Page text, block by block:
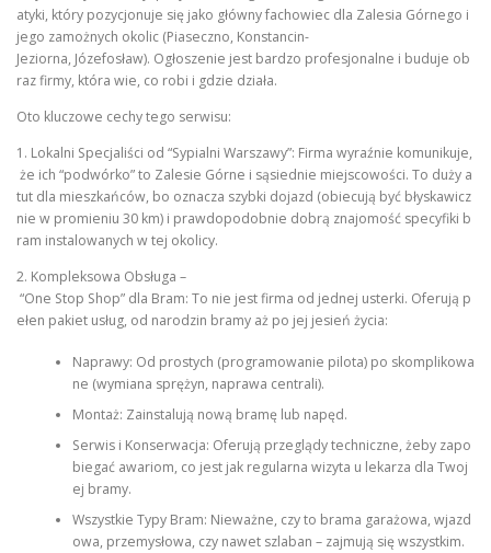
atyki, który pozycjonuje się jako główny fachowiec dla Zalesia Górnego i
jego zamożnych okolic (Piaseczno, Konstancin-
Jeziorna, Józefosław). Ogłoszenie jest bardzo profesjonalne i buduje ob
raz firmy, która wie, co robi i gdzie działa.
Oto kluczowe cechy tego serwisu:
1. Lokalni Specjaliści od “Sypialni Warszawy”: Firma wyraźnie komunikuje,
że ich “podwórko” to Zalesie Górne i sąsiednie miejscowości. To duży a
tut dla mieszkańców, bo oznacza szybki dojazd (obiecują być błyskawicz
nie w promieniu 30 km) i prawdopodobnie dobrą znajomość specyfiki b
ram instalowanych w tej okolicy.
2. Kompleksowa Obsługa –
“One Stop Shop” dla Bram: To nie jest firma od jednej usterki. Oferują p
ełen pakiet usług, od narodzin bramy aż po jej jesień życia:
Naprawy: Od prostych (programowanie pilota) po skomplikowa
ne (wymiana sprężyn, naprawa centrali).
Montaż: Zainstalują nową bramę lub napęd.
Serwis i Konserwacja: Oferują przeglądy techniczne, żeby zapo
biegać awariom, co jest jak regularna wizyta u lekarza dla Twoj
ej bramy.
Wszystkie Typy Bram: Nieważne, czy to brama garażowa, wjazd
owa, przemysłowa, czy nawet szlaban – zajmują się wszystkim.